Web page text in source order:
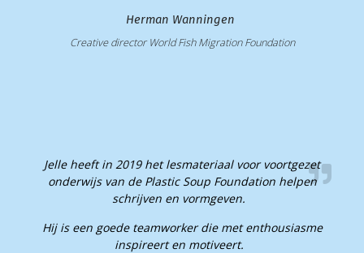
Herman Wanningen
Creative director World Fish Migration Foundation
Jelle heeft in 2019 het lesmateriaal voor voortgezet
onderwijs van de Plastic Soup Foundation helpen
schrijven en vormgeven.
Hij is een goede teamworker die met enthousiasme
inspireert en motiveert.